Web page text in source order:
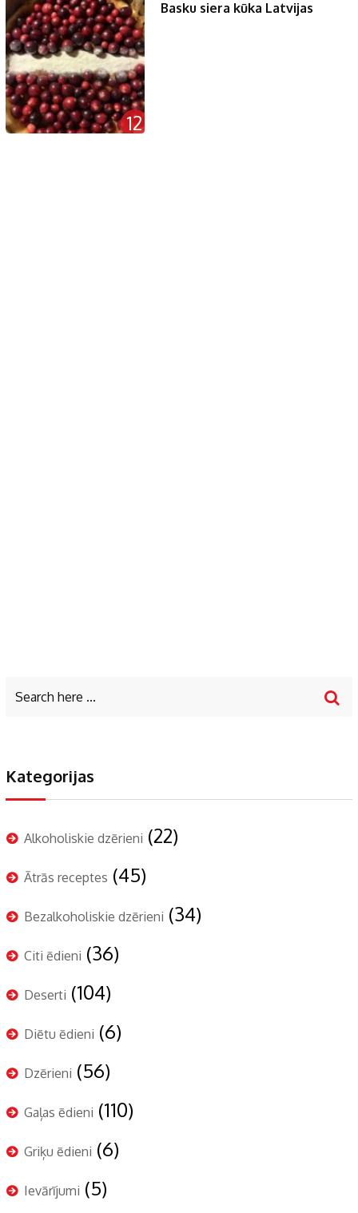
12
Basku siera kūka Latvijas
Kategorijas
Alkoholiskie dzērieni (22)
Ātrās receptes (45)
Bezalkoholiskie dzērieni (34)
Citi ēdieni (36)
Deserti (104)
Diētu ēdieni (6)
Dzērieni (56)
Gaļas ēdieni (110)
Griķu ēdieni (6)
Ievārījumi (5)